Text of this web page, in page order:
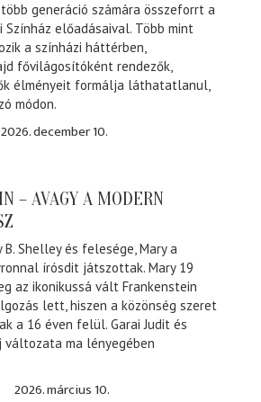
generáció számára összeforrt a
előadásaival. Több mint
a színházi háttérben,
fővilágosítóként rendezők,
élményeit formálja láthatatlanul,
módon.
2026. december 10.
– AVAGY A MODERN
B. Shelley és felesége, Mary a
írósdit játszottak. Mary 19
az ikonikussá vált Frankenstein
lett, hiszen a közönség szeret
a 16 éven felül. Garai Judit és
változata ma lényegében
2026. március 10.